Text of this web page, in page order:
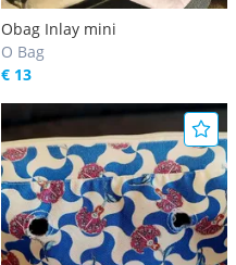
Obag Inlay mini
O Bag
€ 13